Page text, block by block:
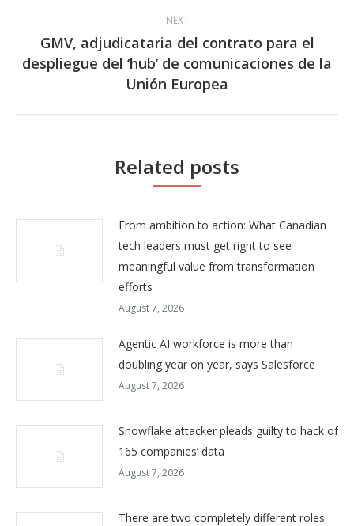
NEXT
Next
post:
GMV, adjudicataria del contrato para el
despliegue del ‘hub’ de comunicaciones de la
Unión Europea
Related posts
From ambition to action: What Canadian
tech leaders must get right to see
meaningful value from transformation
efforts
August 7, 2026
Agentic AI workforce is more than
doubling year on year, says Salesforce
August 7, 2026
Snowflake attacker pleads guilty to hack of
165 companies’ data
August 7, 2026
There are two completely different roles